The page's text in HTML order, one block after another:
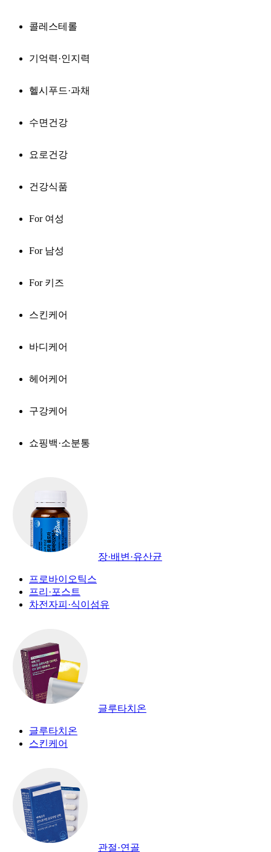
콜레스테롤
기억력·인지력
헬시푸드·과채
수면건강
요로건강
건강식품
For 여성
For 남성
For 키즈
스킨케어
바디케어
헤어케어
구강케어
쇼핑백·소분통
장·배변·유산균
프로바이오틱스
프리·포스트
차전자피·식이섬유
글루타치온
글루타치온
스킨케어
관절·연골